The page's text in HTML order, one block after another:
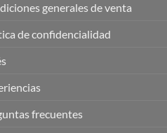
generales de venta
de confidencialidad
frecuentes